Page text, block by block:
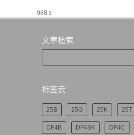
988 s
文章检索
标签云
25B 25G 25K 25T
DF4B DF4BK DF4C